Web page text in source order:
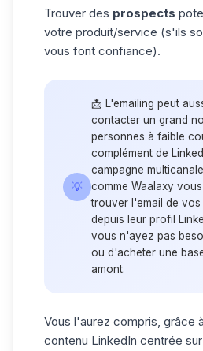
Trouver des prospects
votre produit/service (s'ils
vous font confiance).
💡
📩 L'emailing peut
contacter un grand
personnes à faible
complément de
campagne
comme Waalaxy
trouver l'email de
depuis leur profil
vous n'ayez pas
ou d'acheter une
amont.
Vous l'aurez compris, grâce
contenu LinkedIn centrée